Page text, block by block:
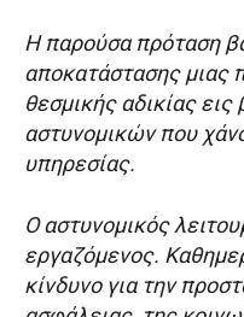
Η παρούσα πρόταση
αποκατάστασης μιας
θεσμικής αδικίας
αστυνομικών που
υπηρεσίας.
Ο αστυνομικός
εργαζόμενος.
κίνδυνο για την